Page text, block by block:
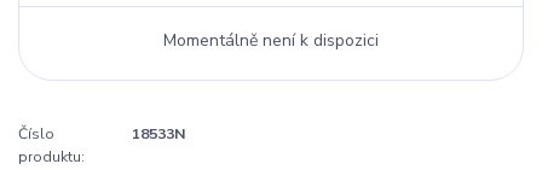
Momentálně není k dispozici
Číslo
produktu:
18533N